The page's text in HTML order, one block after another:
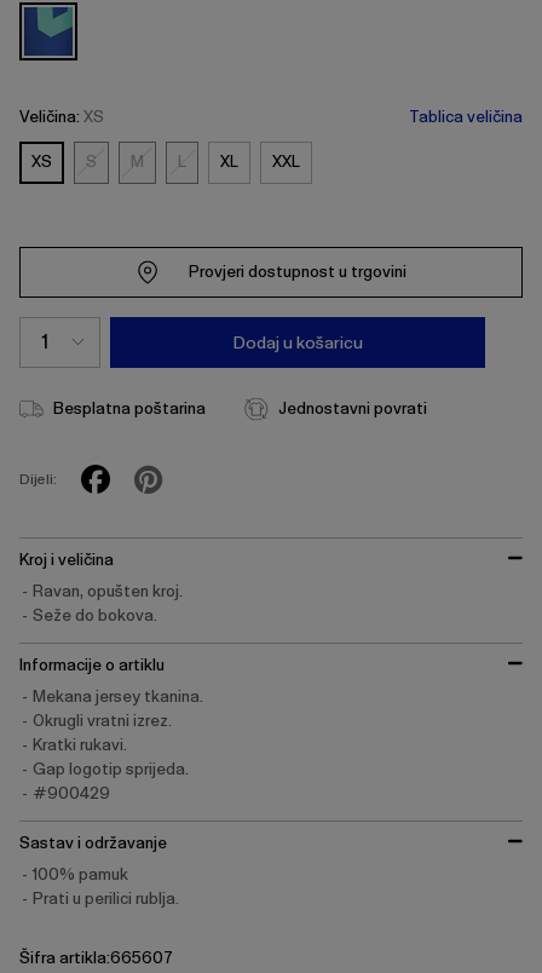
Veličina: XS Tablica veličina
XS SS MM LL XL XXL
Provjeri dostupnost u trgovini
Dodaj u košaricu
Besplatna poštarina Jednostavni povrati
Dijeli:
Kroj i veličina
Ravan, opušten kroj.
Seže do bokova.
Informacije o artiklu
Mekana jersey tkanina.
Okrugli vratni izrez.
Kratki rukavi.
Gap logotip sprijeda.
#900429
Sastav i održavanje
100% pamuk
Prati u perilici rublja.
Šifra artikla:665607